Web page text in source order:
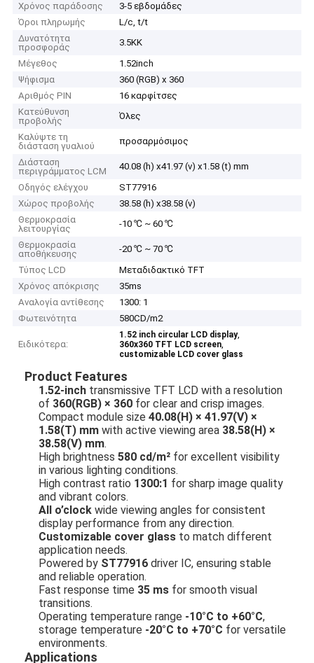
Χρόνος παράδοσης
3-5 εβδομάδες
Όροι πληρωμής
L/c, t/t
Δυνατότητα
προσφοράς
3.5KK
Μέγεθος
1.52inch
Ψήφισμα
360 (RGB) x 360
Αριθμός PIN
16 καρφίτσες
Κατεύθυνση
προβολής
Όλες
Καλύψτε τη
διάσταση γυαλιού
προσαρμόσιμος
Διάσταση
περιγράμματος LCM
40.08 (h) x41.97 (v) x1.58 (t) mm
Οδηγός ελέγχου
ST77916
Χώρος προβολής
38.58 (h) x38.58 (v)
Θερμοκρασία
λειτουργίας
-10 ℃ ~ 60 ℃
Θερμοκρασία
αποθήκευσης
-20 ℃ ~ 70 ℃
Τύπος LCD
Μεταδιδακτικό TFT
Χρόνος απόκρισης
35ms
Αναλογία αντίθεσης
1300: 1
Φωτεινότητα
580CD/m2
Ειδικότερα:
1.52 inch circular LCD display,
360x360 TFT LCD screen,
customizable LCD cover glass
Product Features
1.52-inch transmissive TFT LCD with a resolution
of 360(RGB) × 360 for clear and crisp images.
Compact module size40.08(H) × 41.97(V) ×
1.58(T) mm with active viewing area 38.58(H) ×
38.58(V) mm.
High brightness580 cd/m² for excellent visibility
in various lighting conditions.
High contrast ratio 1300:1 for sharp image quality
and vibrant colors.
All o’clock wide viewing angles for consistent
display performance from any direction.
Customizable cover glass to match different
application needs.
Powered by ST77916 driver IC, ensuring stable
and reliable operation.
Fast response time 35 ms for smooth visual
transitions.
Operating temperature range -10°C to +60°C,
storage temperature -20°C to +70°C for versatile
environments.
Applications